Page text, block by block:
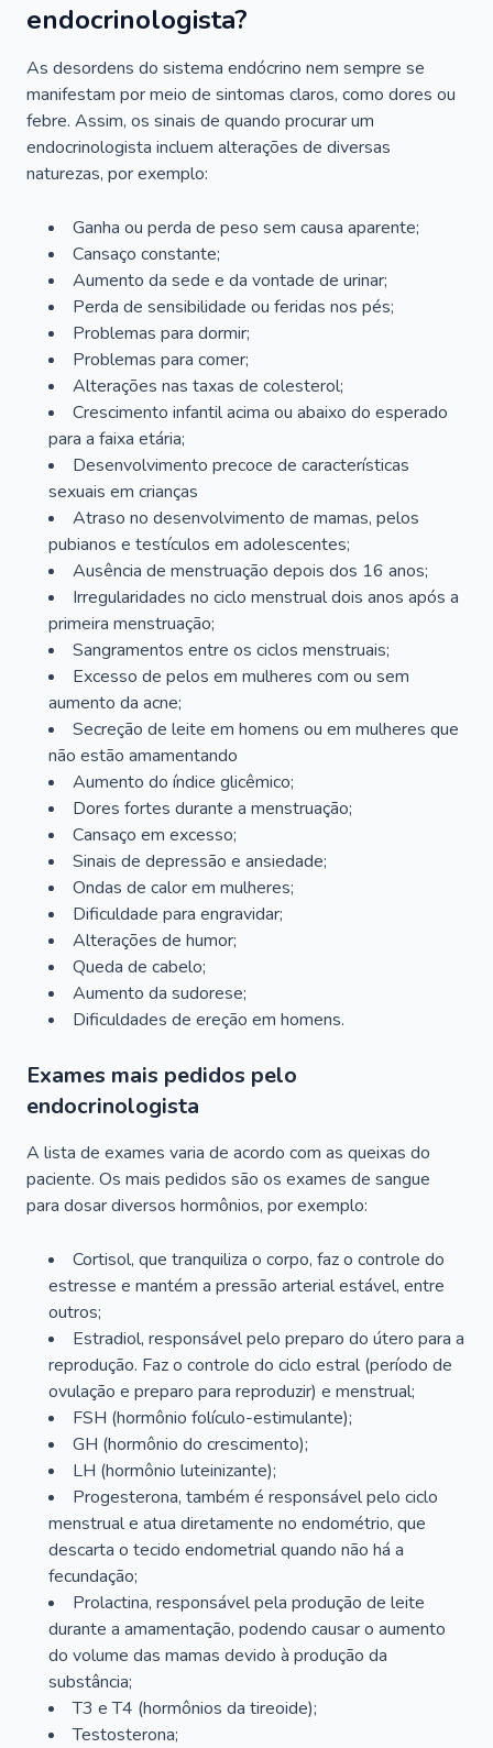
endocrinologista?
As desordens do sistema endócrino nem sempre se
manifestam por meio de sintomas claros, como dores ou
febre. Assim, os sinais de quando procurar um
endocrinologista incluem alterações de diversas
naturezas, por exemplo:
Ganha ou perda de peso sem causa aparente;
Cansaço constante;
Aumento da sede e da vontade de urinar;
Perda de sensibilidade ou feridas nos pés;
Problemas para dormir;
Problemas para comer;
Alterações nas taxas de colesterol;
Crescimento infantil acima ou abaixo do esperado
para a faixa etária;
Desenvolvimento precoce de características
sexuais em crianças
Atraso no desenvolvimento de mamas, pelos
pubianos e testículos em adolescentes;
Ausência de menstruação depois dos 16 anos;
Irregularidades no ciclo menstrual dois anos após a
primeira menstruação;
Sangramentos entre os ciclos menstruais;
Excesso de pelos em mulheres com ou sem
aumento da acne;
Secreção de leite em homens ou em mulheres que
não estão amamentando
Aumento do índice glicêmico;
Dores fortes durante a menstruação;
Cansaço em excesso;
Sinais de depressão e ansiedade;
Ondas de calor em mulheres;
Dificuldade para engravidar;
Alterações de humor;
Queda de cabelo;
Aumento da sudorese;
Dificuldades de ereção em homens.
Exames mais pedidos pelo
endocrinologista
A lista de exames varia de acordo com as queixas do
paciente. Os mais pedidos são os exames de sangue
para dosar diversos hormônios, por exemplo:
Cortisol, que tranquiliza o corpo, faz o controle do
estresse e mantém a pressão arterial estável, entre
outros;
Estradiol, responsável pelo preparo do útero para a
reprodução. Faz o controle do ciclo estral (período de
ovulação e preparo para reproduzir) e menstrual;
FSH (hormônio folículo-estimulante);
GH (hormônio do crescimento);
LH (hormônio luteinizante);
Progesterona, também é responsável pelo ciclo
menstrual e atua diretamente no endométrio, que
descarta o tecido endometrial quando não há a
fecundação;
Prolactina, responsável pela produção de leite
durante a amamentação, podendo causar o aumento
do volume das mamas devido à produção da
substância;
T3 e T4 (hormônios da tireoide);
Testosterona;